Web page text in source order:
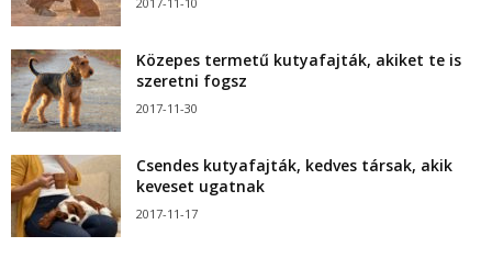
Közepes termetű kutyafajták, akiket te is
szeretni fogsz
2017-11-30
Csendes kutyafajták, kedves társak, akik
keveset ugatnak
2017-11-17